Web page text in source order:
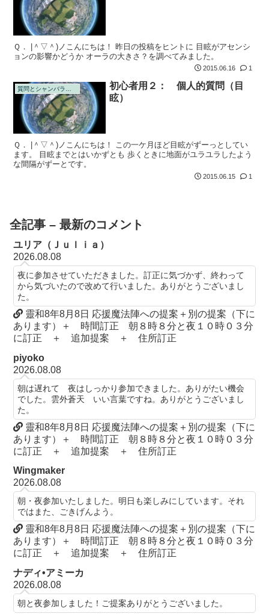
Ｑ． |＾▽＾)ノこんにちは！ 昨日の投稿をヒントに 目眩がアセンシ
ョンの影響かどうか オーラの大きさ？を調べてみました。
2015.06.16 1
質問とシャンバラの回答
初心者用２： 個人的質問（目
眩）
Ｑ． |＾▽＾)ノこんにちは！ この一ケ月ほど目眩がずーっとしてい
ます。 目眩までとはいかずとも 歩くときに地面がユラユラしたよう
な間隔がずーとです。
2015.06.15 1
全記事 – 最新のコメント
ユリア（Ｊｕｌｉａ）
2026.08.08
夜に参加させていただきました。訂正に気づかず、終わって
から気づいたので改めて行いました。ありがとうございまし
た。
靈和8年8月8日 応援魔法陣への提案＋別の提案（下に
あります）＋ 時間訂正 朝８時８分と夜１０時０３分
に訂正 ＋ 追加提案 ＋ 住所訂正
piyoko
2026.08.08
朝は遅れて 夜はしっかり参加できました。ありがたい機会
でした。雲外蒼天 いい言葉ですね。ありがとうございまし
た。
靈和8年8月8日 応援魔法陣への提案＋別の提案（下に
あります）＋ 時間訂正 朝８時８分と夜１０時０３分
に訂正 ＋ 追加提案 ＋ 住所訂正
Wingmaker
2026.08.08
朝・夜参加いたしました。明日も楽しみにしています。それ
ではまた、ごきげんよう。
靈和8年8月8日 応援魔法陣への提案＋別の提案（下に
あります）＋ 時間訂正 朝８時８分と夜１０時０３分
に訂正 ＋ 追加提案 ＋ 住所訂正
ナディ•アミーカ
2026.08.08
朝と夜参加しました！ご提案ありがとうございました。